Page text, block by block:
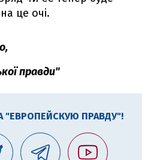
це очі.
правди"
"ЕВРОПЕЙСКУЮ ПРАВДУ"!